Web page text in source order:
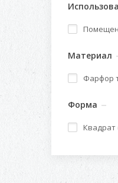
Материал
Фарфор
Форма
Квадрат